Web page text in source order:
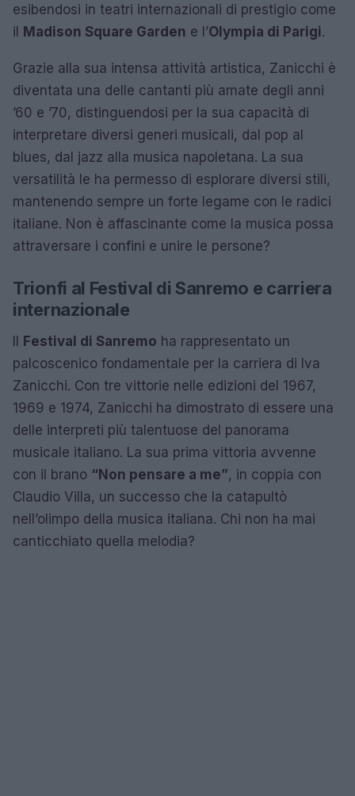
esibendosi in teatri internazionali di prestigio come
il Madison Square Garden e l’Olympia di Parigi.
Grazie alla sua intensa attività artistica, Zanicchi è
diventata una delle cantanti più amate degli anni
’60 e ’70, distinguendosi per la sua capacità di
interpretare diversi generi musicali, dal pop al
blues, dal jazz alla musica napoletana. La sua
versatilità le ha permesso di esplorare diversi stili,
mantenendo sempre un forte legame con le radici
italiane. Non è affascinante come la musica possa
attraversare i confini e unire le persone?
Trionfi al Festival di Sanremo e carriera
internazionale
Il Festival di Sanremo ha rappresentato un
palcoscenico fondamentale per la carriera di Iva
Zanicchi. Con tre vittorie nelle edizioni del 1967,
1969 e 1974, Zanicchi ha dimostrato di essere una
delle interpreti più talentuose del panorama
musicale italiano. La sua prima vittoria avvenne
con il brano “Non pensare a me”, in coppia con
Claudio Villa, un successo che la catapultò
nell’olimpo della musica italiana. Chi non ha mai
canticchiato quella melodia?